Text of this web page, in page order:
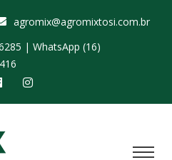
agromix@agromixtosi.com.br
| WhatsApp (16)